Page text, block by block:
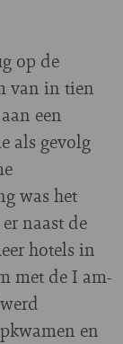
op de
van in tien
een
als gevolg
was het
naast de
hotels in
met de I am-
en